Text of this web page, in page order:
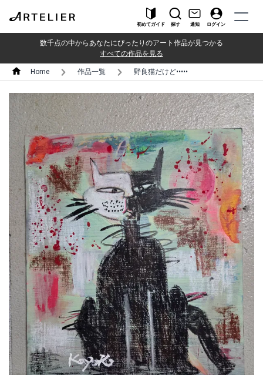
初めてガイド 探す 通知 ログイン
数千点の中からあなたにぴったりのアート作品が見つかる
すべての作品を見る
Home 作品一覧 野良猫だけど•••••